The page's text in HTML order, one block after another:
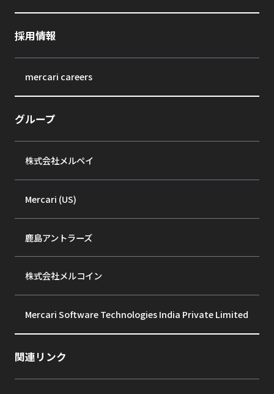
採用情報
mercari careers
グループ
株式会社メルペイ
Mercari (US)
鹿島アントラーズ
株式会社メルコイン
Mercari Software Technologies India Private Limited
関連リンク